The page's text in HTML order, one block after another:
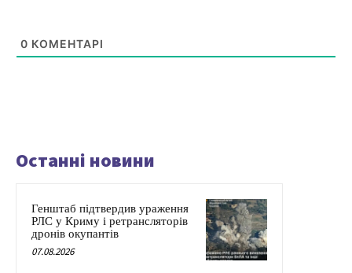
0 КОМЕНТАРІ
Останні новини
Генштаб підтвердив ураження
РЛС у Криму і ретрансляторів
дронів окупантів
07.08.2026